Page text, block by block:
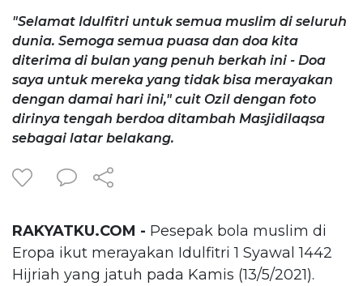
"Selamat Idulfitri untuk semua muslim di seluruh
dunia. Semoga semua puasa dan doa kita
diterima di bulan yang penuh berkah ini - Doa
saya untuk mereka yang tidak bisa merayakan
dengan damai hari ini," cuit Ozil dengan foto
dirinya tengah berdoa ditambah Masjidilaqsa
sebagai latar belakang.
RAKYATKU.COM - Pesepak bola muslim di
Eropa ikut merayakan Idulfitri 1 Syawal 1442
Hijriah yang jatuh pada Kamis (13/5/2021).